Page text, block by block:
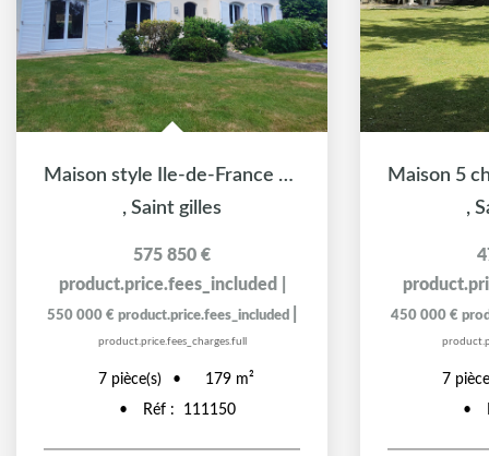
Maison style Ile-de-France avec terrain de 8000m² et...
, Saint gilles
575 850 €
product.price.fees_included
550 000 € product.price.fees_included
product.price.fees_charges.full
7 pièce(s) 179 m²
Réf :
111150
,
450 000 €
7